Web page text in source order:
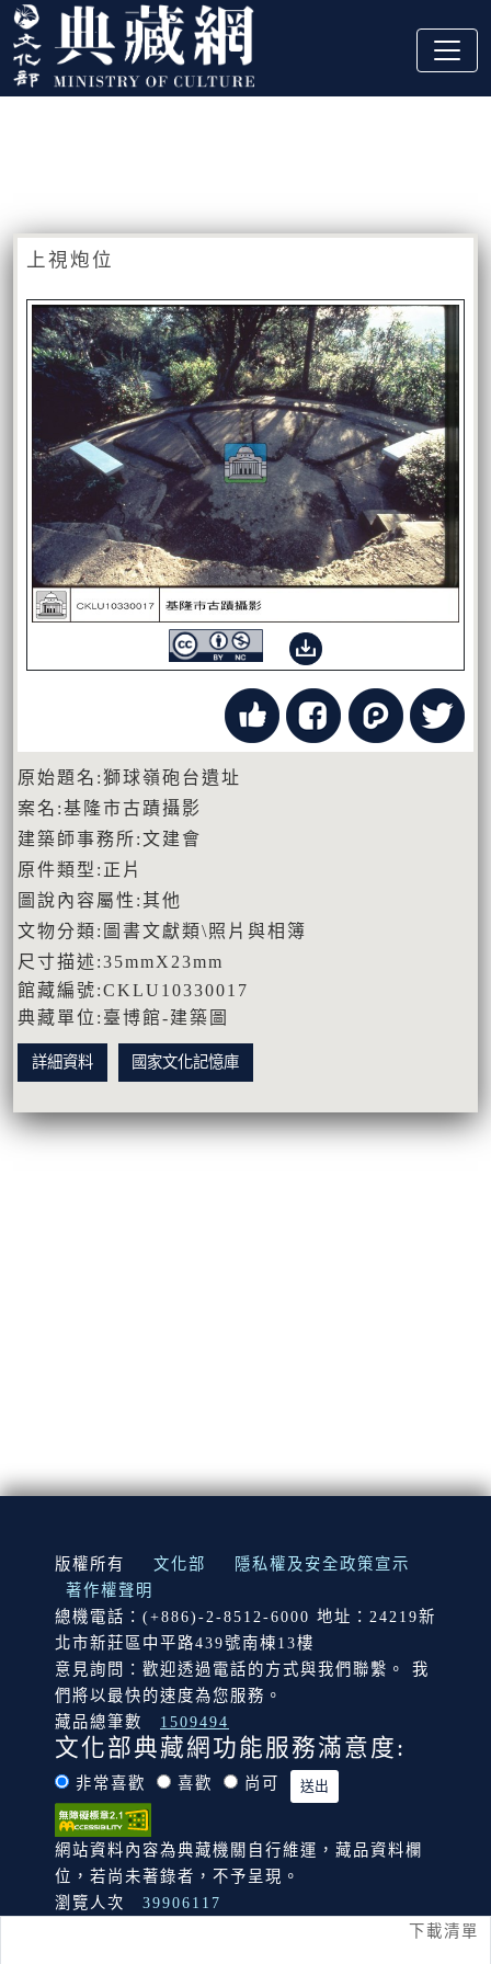
跳到主要內容
:::
下載清單
上視炮位
原始題名:獅球嶺砲台遺址
案名:基隆市古蹟攝影
建築師事務所:文建會
原件類型:正片
圖說內容屬性:其他
文物分類:圖書文獻類\照片與相簿
尺寸描述:35mmX23mm
館藏編號:CKLU10330017
典藏單位:臺博館-建築圖
詳細資料 國家文化記憶庫
:::
版權所有 文化部
隱私權及安全政策宣示
著作權聲明
總機電話：(+886)-2-8512-6000 地址：24219新
北市新莊區中平路439號南棟13樓
意見詢問：歡迎透過電話的方式與我們聯繫。 我
們將以最快的速度為您服務。
藏品總筆數
1509494
文化部典藏網功能服務滿意度:
非常喜歡 喜歡 尚可
網站資料內容為典藏機關自行維運，藏品資料欄
位，若尚未著錄者，不予呈現。
瀏覽人次
39906117